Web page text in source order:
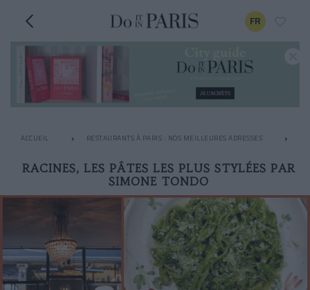
FR
ACCUEIL RESTAURANTS À PARIS : NOS MEILLEURES ADRESSES
RACINES, LES PÂTES LES PLUS STYLÉES PAR
SIMONE TONDO